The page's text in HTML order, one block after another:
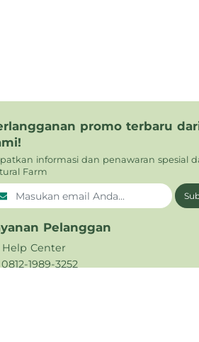
promo terbaru
informasi dan penawaran spesial
Farm
Pelanggan
Help Center
0812-1989-3252